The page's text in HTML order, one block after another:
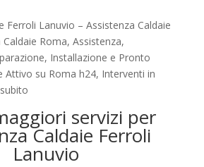
Ferroli Lanuvio – Assistenza Caldaie
Roma, Assistenza,
Installazione e Pronto
Attivo su Roma h24, Interventi in
servizi per
Caldaie Ferroli
Lanuvio